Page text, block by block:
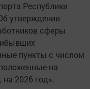
Республики
утверждении
сферы
пункты с числом
на
на 2026 год».